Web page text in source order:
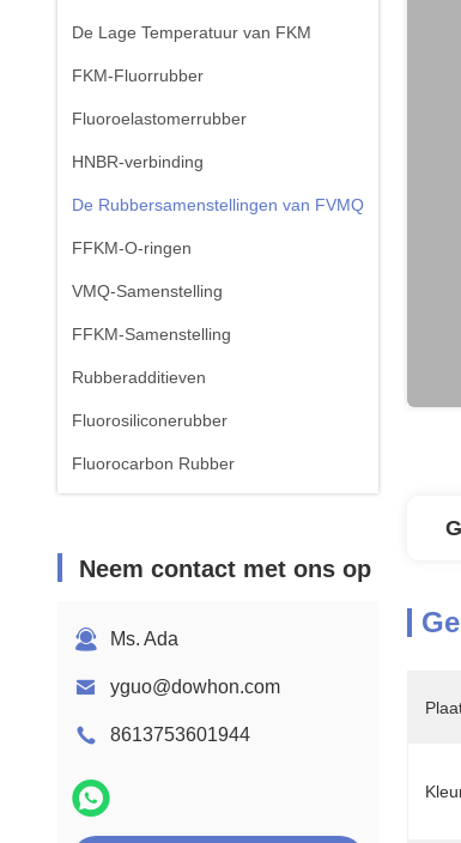
De Lage Temperatuur van FKM
FKM-Fluorrubber
Fluoroelastomerrubber
HNBR-verbinding
De Rubbersamenstellingen van FVMQ
FFKM-O-ringen
VMQ-Samenstelling
FFKM-Samenstelling
Rubberadditieven
Fluorosiliconerubber
Fluorocarbon Rubber
Neem contact met ons op
Ms. Ada
yguo@dowhon.com
8613753601944